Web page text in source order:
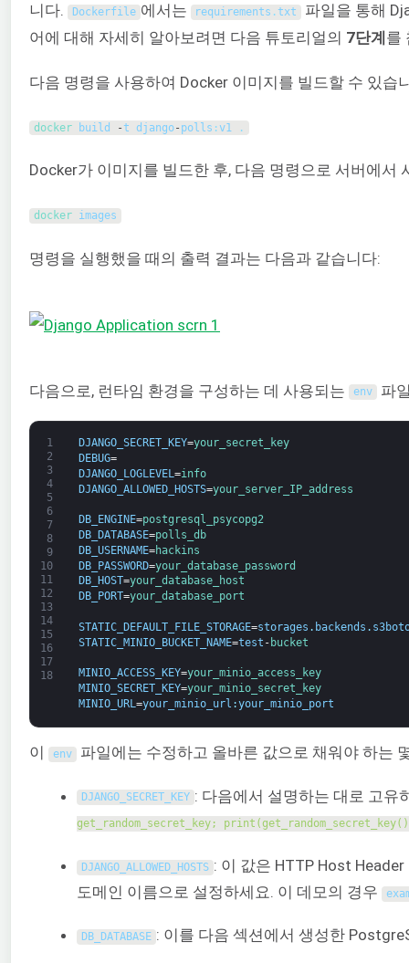
니다.
Dockerfile 에서는 requirements .txt
파일을 통해
어에 대해 자세히 알아보려면 다음 튜토리얼의 7단계 를
다음 명령을 사용하여 Docker 이미지를 빌드할 수 있습
docker build -t django- polls :v1 .
Docker가 이미지를 빌드한 후, 다음 명령으로 서버에서
docker images
명령을 실행했을 때의 출력 결과는 다음과 같습니다:
다음으로, 런타임 환경을 구성하는 데 사용되는 env 파
1
2
3
4
5
6
7
8
9
10
11
12
13
14
15
16
17
18
DJANGO_SECRET_KEY=your_secret_key
DEBUG=
DJANGO_LOGLEVEL=info
DJANGO_ALLOWED_HOSTS=your_server_IP_address
DB_ENGINE=postgresql_psycopg2
DB_DATABASE=polls_db
DB_USERNAME=hackins
DB_PASSWORD=your_database_password
DB_HOST=your_database_host
DB_PORT=your_database_port
STATIC_DEFAULT_FILE_STORAGE=storages . backends .
STATIC_MINIO_BUCKET_NAME=test - bucket
MINIO_ACCESS_KEY=your_minio_access_key
MINIO_SECRET_KEY=your_minio_secret_key
MINIO_URL=your_minio_url :your_minio_port
이 env 파일에는 수정하고 올바른 값으로 채워야 하는
DJANGO_SECRET_KEY : 다음에서 설명하는 대로 고유
get_random_secret_key;
DJANGO_ALLOWED_HOSTS : 이 값은 HTTP Host
도메인 이름으로 설정하세요. 이 데모의 경우
DB_DATABASE : 이를 다음 섹션에서 생성한